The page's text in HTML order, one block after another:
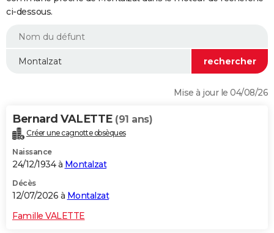
Essais
Réserver un essai
Citadines
Berlines
SUV
Forum auto
+HIGH-TECH
BRICOLAGE
WEEK-END
Alimentation
Guide de la santé
Maladies
Médicaments
Sommeil
VOYAGE
Destinations
City break
Voyage nature
Voyage de noces
Forum
Climat
+PHOTO
GUIDES D'ACHAT
ci-dessous.
Mise à jour le 04/08/26
Bernard VALETTE (91 ans)
Créer une cagnotte obsèques
Naissance
24/12/1934 à Montalzat
Décès
12/07/2026 à Montalzat
Famille VALETTE